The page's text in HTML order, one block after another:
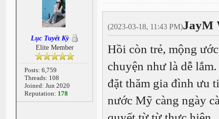
Lục Tuyết Kỳ
Elite Member
Posts: 6,759
Threads: 108
Joined: Jun 2020
Reputation: 178
(2023-03-18, 11:43 PM)JayM
Hồi còn trẻ, mộng
chuyện như là dễ
đặt thăm gia đình ưu
nước Mỹ càng ngày